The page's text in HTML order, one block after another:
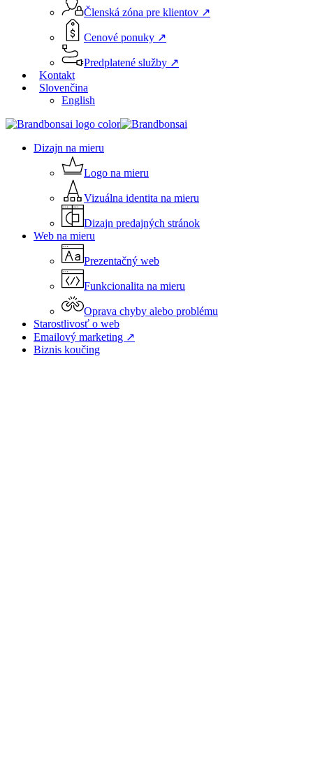
Členská zóna pre klientov ↗
Cenové ponuky ↗
Predplatené služby ↗
Kontakt
Slovenčina
English
Menu Dizajn na mieru
Logo na mieru
Vizuálna identita na mieru
Dizajn predajných stránok
Web na mieru
Prezentačný web
Funkcionalita na mieru
Oprava chyby alebo problému
Starostlivosť o web
Emailový marketing ↗
Biznis koučing